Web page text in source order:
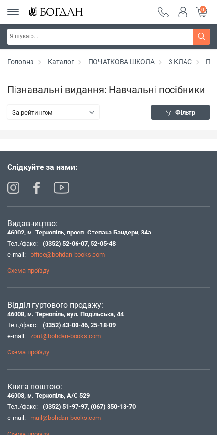
0
Головна Каталог ПОЧАТКОВА ШКОЛА 3 КЛАС
Пізнавальні видання: Навчальні посібники
За рейтингом Фільтр
Слідкуйте за нами:
Видавництво:
46002, м. Тернопіль, просп. Степана Бандери, 34а
Тел./факс:
(0352) 52-06-07, 52-05-48
e-mail:
office@bohdan-books.com
Схема проїзду
Відділ гуртового продажу:
46008, м. Тернопіль, вул. Подільська, 44
Тел./факс:
(0352) 43-00-46, 25-18-09
e-mail:
zbut@bohdan-books.com
Схема проїзду
Книга поштою:
46008, м. Тернопіль, А/С 529
Тел./факс:
(0352) 51-97-97, (067) 350-18-70
e-mail:
mail@bohdan-books.com